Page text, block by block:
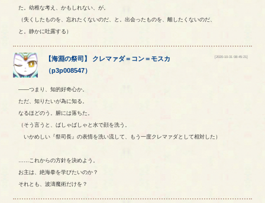
た。幼稚な考え、かもしれない、が。
（失くしたものを、忘れたくないのだ、と。出会ったものを、離したくないのだ、
と。静かに吐露する）
【海淵の祭司 】 クレマァダ＝ コン＝モスカ
（p3p008547）
[2020-10-31 08:45:21]
――つまり、知的好奇心か。
ただ、知りたいが為に知る。
なるほどのう。腑には落ちた。
（そう言うと、ばしゃばしゃと水で顔を洗う。
いかめしい『祭司長』の表情を洗い流して、もう一度クレマァダとして相対した）
……これからの方針を決めよう。
お主は、絶海拳を学びたいのか？
それとも、波濤魔術だけを？